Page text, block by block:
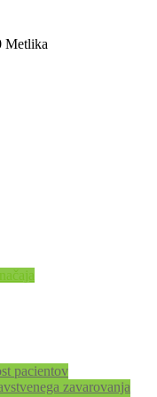
Metlika
pacientov
zavarovanja